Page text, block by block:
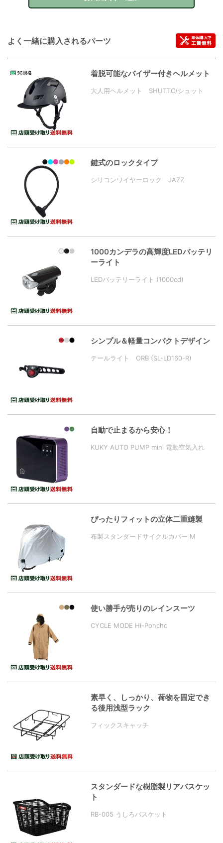
よく一緒に購入されるパーツ
着脱可能なバイザー付きヘルメット
大人用ヘルメット SHUTTO/シュット
鍵式のロックタイプ
シリコンワイヤーロック JAZZ
1000カンデラの高輝度LEDバッテリ
ーライト
LEDバッテリーライト (1000cd)
シンプル＆軽量コンパクトデザイン
テールライト ORB (SL-LD160-R)
自動で止まるから安心！
KUKY AUTO PUMP mini 電動空気入れ
ぴったりフィットの立体二重縫製
布製スタンダードサイクルカバー M
使い勝手が売りのレインスーツ
CYCLE MODE Hi-Poncho
素早く、しっかり、荷物を固定でき
る後用浅型ラック
フィックスキャッチ
スタンダードな樹脂製リアバスケッ
ト
RB-005 うしろバスケット